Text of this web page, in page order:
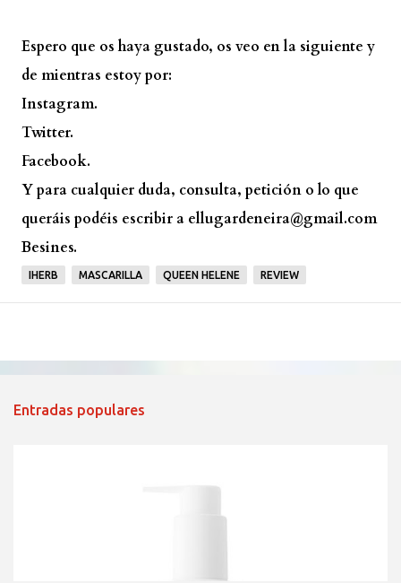
Espero que os haya gustado, os veo en la siguiente y
de mientras estoy por:
Instagram.
Twitter.
Facebook.
Y para cualquier duda, consulta, petición o lo que
queráis podéis escribir a ellugardeneira@gmail.com
Besines.
IHERB MASCARILLA QUEEN HELENE REVIEW
Entradas populares